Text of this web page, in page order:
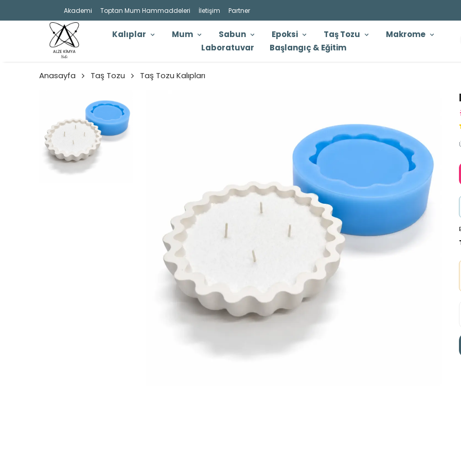
Akademi Toptan Mum Hammaddeleri İletişim Partner
Kalıplar Mum Sabun Epoksi Taş Tozu
Makrome
Laboratuvar
Başlangıç & Eğitim
Anasayfa Taş Tozu Taş Tozu Kalıpları